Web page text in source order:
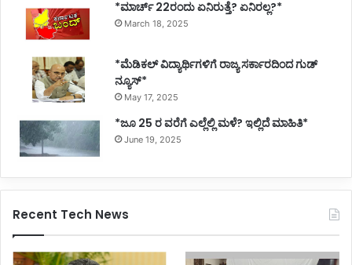
*ಮಾರ್ಚ್ 22ರಂದು ಏನಿರುತ್ತೆ? ಏನಿರಲ್ಲ?*
March 18, 2025
*ಮೆಡಿಕಲ್ ವಿದ್ಯಾರ್ಥಿಗಳಿಗೆ ರಾಜ್ಯ ಸರ್ಕಾರದಿಂದ ಗುಡ್
ನ್ಯೂಸ್*
May 17, 2025
*ಜೂ 25 ರ ವರೆಗೆ ಎಲ್ಲೆಲ್ಲಿ ಮಳೆ? ಇಲ್ಲಿದೆ ಮಾಹಿತಿ*
June 19, 2025
Recent Tech News